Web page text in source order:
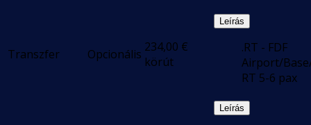
Transzfer Opcionális 234,00 €
körút
Leírás
.RT - FDF
Airport/
RT 5-6 pax
Leírás